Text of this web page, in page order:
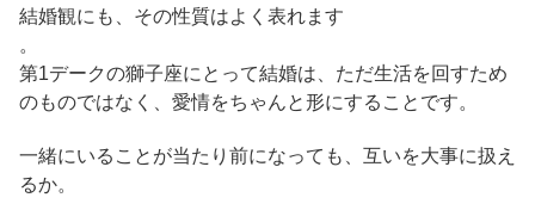
結婚観にも、その性質はよく表れます
。
第1デークの獅子座にとって結婚は、ただ生活を回すため
のものではなく、愛情をちゃんと形にすることです。
一緒にいることが当たり前になっても、互いを大事に扱え
るか。